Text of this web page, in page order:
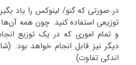
در صورتی که گنو/ لینوکس را یاد
توزیعی استفاده کنید. چون همه
و تمام اموری که در یک توزیع
دیگر نیز قابل انجام خواهد بود.
اندکی تفاوت)